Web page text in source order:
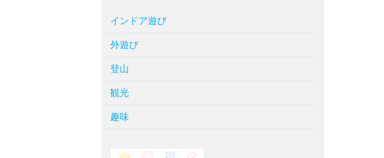
インドア遊び
外遊び
登山
観光
趣味